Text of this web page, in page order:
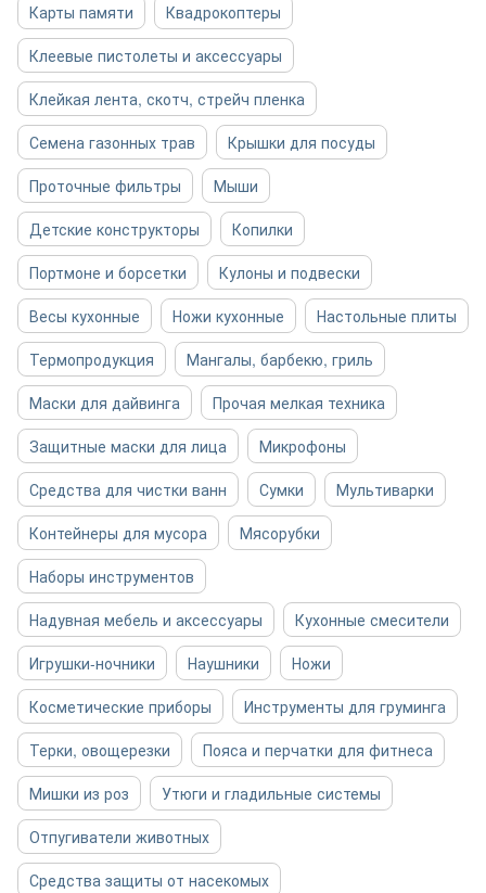
Карты памяти
Квадрокоптеры
Клеевые пистолеты и аксессуары
Клейкая лента, скотч, стрейч пленка
Семена газонных трав
Крышки для посуды
Проточные фильтры
Мыши
Детские конструкторы
Копилки
Портмоне и борсетки
Кулоны и подвески
Весы кухонные
Ножи кухонные
Настольные плиты
Термопродукция
Мангалы, барбекю, гриль
Маски для дайвинга
Прочая мелкая техника
Защитные маски для лица
Микрофоны
Средства для чистки ванн
Сумки
Мультиварки
Контейнеры для мусора
Мясорубки
Наборы инструментов
Надувная мебель и аксессуары
Кухонные смесители
Игрушки-ночники
Наушники
Ножи
Косметические приборы
Инструменты для груминга
Терки, овощерезки
Пояса и перчатки для фитнеса
Мишки из роз
Утюги и гладильные системы
Отпугиватели животных
Средства защиты от насекомых